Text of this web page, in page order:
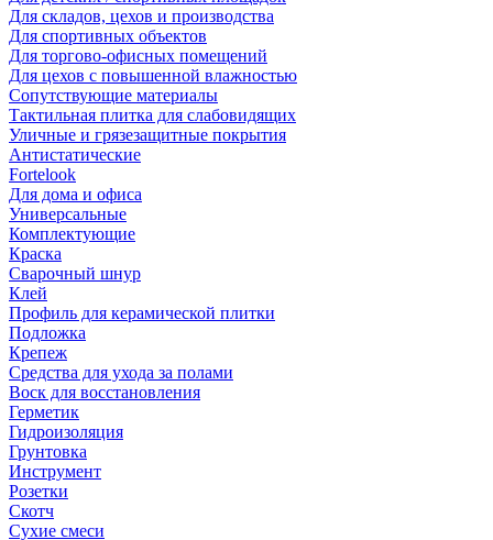
Для складов, цехов и производства
Для спортивных объектов
Для торгово-офисных помещений
Для цехов с повышенной влажностью
Сопутствующие материалы
Тактильная плитка для слабовидящих
Уличные и грязезащитные покрытия
Антистатические
Fortelook
Для дома и офиса
Универсальные
Комплектующие
Краска
Сварочный шнур
Клей
Профиль для керамической плитки
Подложка
Крепеж
Средства для ухода за полами
Воск для восстановления
Герметик
Гидроизоляция
Грунтовка
Инструмент
Розетки
Скотч
Сухие смеси